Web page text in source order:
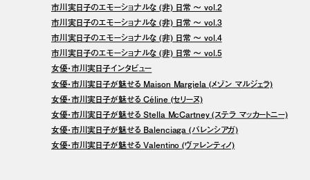
市川実日子のエモーショナルな (非) 日常 〜 vol.2
市川実日子のエモーショナルな (非) 日常 〜 vol.3
市川実日子のエモーショナルな (非) 日常 〜 vol.4
市川実日子のエモーショナルな (非) 日常 〜 vol.5
女優・市川実日子インタビュー
女優・市川実日子が魅せる Maison Margiela (メゾン マルジェラ)
女優・市川実日子が魅せる Céline (セリーヌ)
女優・市川実日子が魅せる Stella McCartney (ステラ マッカートニー)
女優・市川実日子が魅せる Balenciaga (バレンシアガ)
女優・市川実日子が魅せる Valentino (ヴァレンティノ)